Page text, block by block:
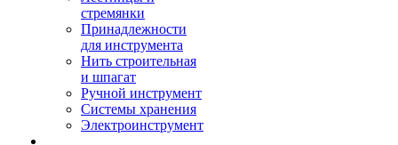
стремянки
Принадлежности
для инструмента
Нить строительная
и шпагат
Ручной инструмент
Системы хранения
Электроинструмент